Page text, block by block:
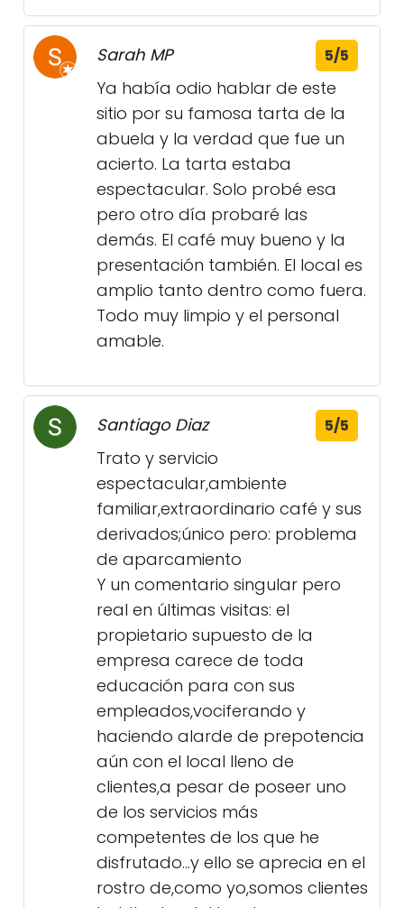
Sarah MP 5/5
Ya había odio hablar de este
sitio por su famosa tarta de la
abuela y la verdad que fue un
acierto. La tarta estaba
espectacular. Solo probé esa
pero otro día probaré las
demás. El café muy bueno y la
presentación también. El local es
amplio tanto dentro como fuera.
Todo muy limpio y el personal
amable.
Santiago Diaz 5/5
Trato y servicio
espectacular,ambiente
familiar,extraordinario café y sus
derivados;único pero: problema
de aparcamiento
Y un comentario singular pero
real en últimas visitas: el
propietario supuesto de la
empresa carece de toda
educación para con sus
empleados,vociferando y
haciendo alarde de prepotencia
aún con el local lleno de
clientes,a pesar de poseer uno
de los servicios más
competentes de los que he
disfrutado...y ello se aprecia en el
rostro de,como yo,somos clientes